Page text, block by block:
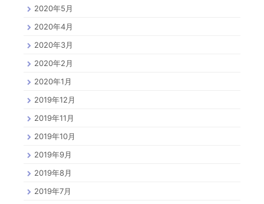
2020年5月
2020年4月
2020年3月
2020年2月
2020年1月
2019年12月
2019年11月
2019年10月
2019年9月
2019年8月
2019年7月